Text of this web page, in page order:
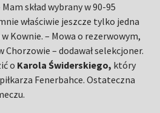
skład wybrany w 90-95
właściwie jeszcze tylko jedna
Kownie. – Mowa o rezerwowym,
Chorzowie – dodawał selekcjoner.
o Karola Świderskiego, który
Fenerbahce. Ostateczna